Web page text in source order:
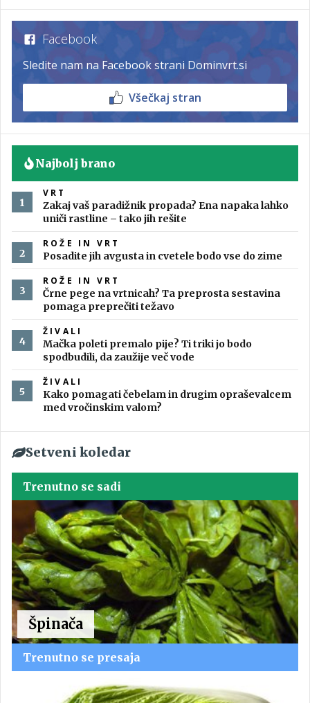
Facebook
Sledite nam na Facebook strani Dominvrt.si
Všečkaj stran
Najbolj brano
VRT
Zakaj vaš paradižnik propada? Ena napaka lahko
uniči rastline – tako jih rešite
ROŽE IN VRT
Posadite jih avgusta in cvetele bodo vse do zime
ROŽE IN VRT
Črne pege na vrtnicah? Ta preprosta sestavina
pomaga preprečiti težavo
ŽIVALI
Mačka poleti premalo pije? Ti triki jo bodo
spodbudili, da zaužije več vode
ŽIVALI
Kako pomagati čebelam in drugim opraševalcem
med vročinskim valom?
Setveni koledar
Trenutno se sadi
Špinača
Trenutno se presaja